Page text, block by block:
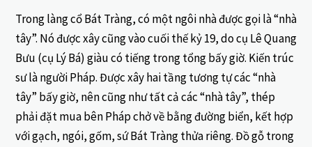
Trong làng cổ Bát Tràng, có một ngôi nhà được gọi là “nhà
tây”. Nó được xây cũng vào cuối thế kỷ 19, do cụ Lê Quang
Bưu (cụ Lý Bá) giàu có tiếng trong tổng bấy giờ. Kiến trúc
sư là người Pháp. Được xây hai tầng tương tự các “nhà
tây” bấy giờ, nên cũng như tất cả các “nhà tây”, thép
phải đặt mua bên Pháp chở về bằng đường biển, kết hợp
với gạch, ngói, gốm, sứ Bát Tràng thửa riêng. Đồ gỗ trong